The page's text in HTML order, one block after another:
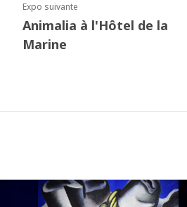
Expo suivante
Animalia à l'Hôtel de la
Marine